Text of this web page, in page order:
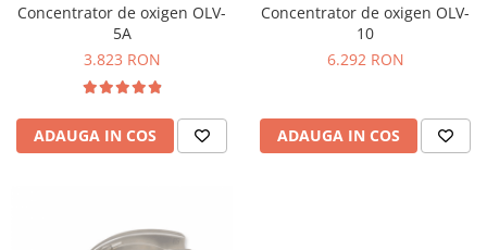
Concentrator de oxigen OLV-
5A
3.823 RON
ADAUGA IN COS
Concentrator de oxigen OLV-
10
6.292 RON
ADAUGA IN COS